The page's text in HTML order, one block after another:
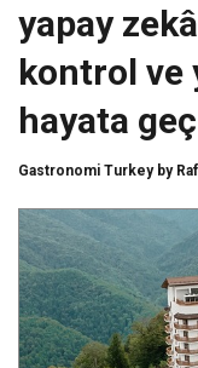
yapay
kontrol ve
hayata
Gastronomi Turkey by